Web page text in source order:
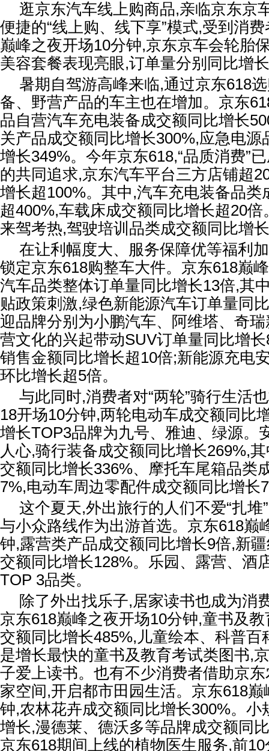
逛京东汽车线上购商品,亲临京东京
便捷的“线上购、线下享”模式,受到消
巅峰之夜开场10分钟,京东京车会轮胎
美容套餐表现亮眼,订单量分别同比增
暑期自驾游高峰来临,通过京东618
备、野营产品的车主也在增加。京东
品自营汽车充电装备成交额同比增长
关产品成交额同比增长300%,应急电源
增长349%。今年京东618,“品质消费”
的共同追求,京东汽车平台三方店铺超
增长超100%。其中,汽车充电装备品类
超400%,车载床成交额同比增长超20
来驾考热,驾驶培训品类成交额同比增
在让利幅度大、服务保障优等福利
锁定京东618购整车大件。京东618巅
汽车品类整体订单量同比增长13倍,其
贴政策刺激,绿色新能源汽车订单量同
迎品牌分别为小鹏汽车、阿维塔、奇
营文化的兴起带动SUV订单量同比增
销售金额同比增长超10倍;新能源充电
环比增长超5倍。
与此同时,消费者对“两轮”骑行生活
18开场10分钟,两轮电动车成交额同比
增长TOP3品牌为九号、雅迪、绿源。
人心,骑行装备成交额同比增长269%,
交额同比增长336%、摩托车尾箱品类
7%,电动车周边零配件成交额同比增长
这个夏天,外出旅行的人们不爱“扎堆
与小众路线作为出游首选。京东618巅
钟,露营类产品成交额同比增长9倍,新
交额同比增长128%。乐园、露营、酒
TOP 3品类。
除了外出找乐子,居家读书也成为消
京东618巅峰之夜开场10分钟,童书及
交额同比增长485%,儿童绘本、科普百
是增长最快的童书及教育考试类图书,
子爱上读书。也有不少消费者借助京
家空间,开启都市田园生活。京东618
钟,农林花卉成交额同比增长300%。小
增长,漫德莱、德沃多等品牌成交额同
京东618期间上线的植物医生服务,前